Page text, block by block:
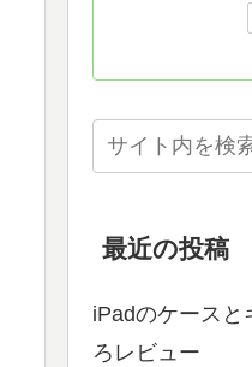
最近の投稿
iPadのケースと
ろレビュー